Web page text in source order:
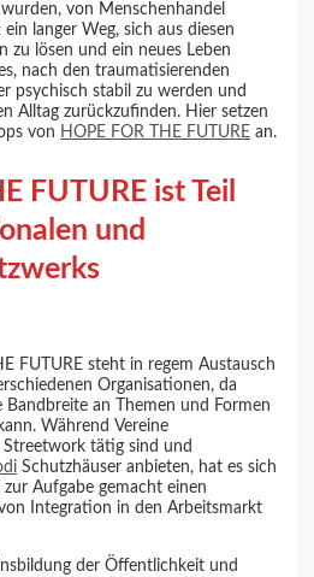
von Menschenhandel
langer Weg, sich aus diesen
zu lösen und ein neues Leben
nach den traumatisierenden
psychisch stabil zu werden und
Alltag zurückzufinden. Hier setzen
von HOPE FOR THE FUTURE an.
FUTURE ist Teil
und
FUTURE steht in regem Austausch
Organisationen, da
Bandbreite an Themen und Formen
Während Vereine
Streetwork tätig sind und
Schutzhäuser anbieten, hat es sich
zur Aufgabe gemacht einen
Integration in den Arbeitsmarkt
der Öffentlichkeit und